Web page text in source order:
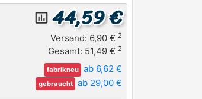
insert_chart_outlined 44,59 €
Versand: 6,90 € 2
Gesamt: 51,49 € 2
fabrikneu ab 6,62 €
gebraucht ab 29,00 €